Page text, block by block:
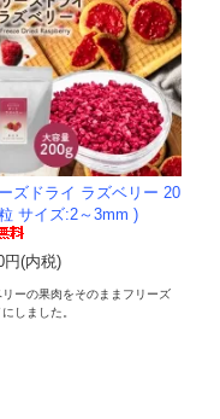
ズドライ ラズベリー 20
サイズ:2～3mm )
円(内税)
リーの果肉をそのままフリーズ
にしました。